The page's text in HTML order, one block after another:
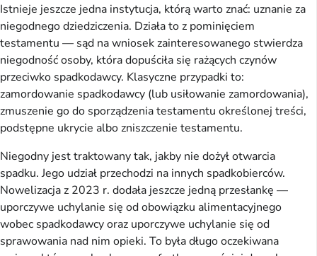
Istnieje jeszcze jedna instytucja, którą warto znać: uznanie za
niegodnego dziedziczenia. Działa to z pominięciem
testamentu — sąd na wniosek zainteresowanego stwierdza
niegodność osoby, która dopuściła się rażących czynów
przeciwko spadkodawcy. Klasyczne przypadki to:
zamordowanie spadkodawcy (lub usiłowanie zamordowania),
zmuszenie go do sporządzenia testamentu określonej treści,
podstępne ukrycie albo zniszczenie testamentu.
Niegodny jest traktowany tak, jakby nie dożył otwarcia
spadku. Jego udział przechodzi na innych spadkobierców.
Nowelizacja z 2023 r. dodała jeszcze jedną przesłankę —
uporczywe uchylanie się od obowiązku alimentacyjnego
wobec spadkodawcy oraz uporczywe uchylanie się od
sprawowania nad nim opieki. To była długo oczekiwana